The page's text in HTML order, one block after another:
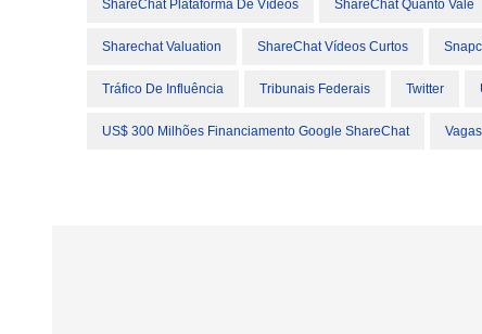
ShareChat Plataforma De Vídeos ShareChat Quanto Vale
Sharechat Valuation ShareChat Vídeos Curtos
Tráfico De Influência Tribunais Federais Twitter
US$ 300 Milhões Financiamento Google ShareChat